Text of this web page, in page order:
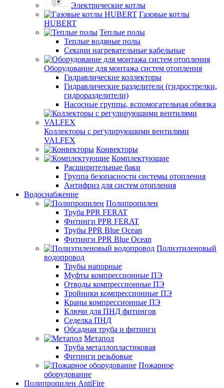
Электрические котлы
Газовые котлы
HUBERT
Теплые полы
Теплые водяные полы
Секции нагревательные кабельные
Оборудование для монтажа систем отопления
Гидравлические коллекторы
Гидравлические разделители (гидрострелки,
гидроразделители)
Насосные группы, вспомогательная обвязка
Коллекторы с регулирующими вентилями
VALFEX
Конвекторы
Комплектующие
Расширительные баки
Группа безопасности системы отопления
Антифриз для систем отопления
Водоснабжение
Полипропилен
Труба PPR FERAT
Фитинги PPR FERAT
Трубы PPR Blue Ocean
Фитинги PPR Blue Ocean
Полиэтиленовый
водопровод
Трубы напорные
Муфты компрессионные ПЭ
Отводы компрессионные ПЭ
Тройники компрессионные ПЭ
Краны компрессионные ПЭ
Ключи для ПНД фитингов
Седелка ПНД
Обсадная труба и фитинги
Метапол
Труба металлопластиковая
Фитинги резьбовые
Пожарное
оборудование
Полипропилен AntiFire